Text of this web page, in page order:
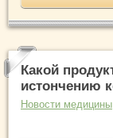
Какой
истончению
Новости медицины